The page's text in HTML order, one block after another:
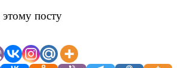
этому посту